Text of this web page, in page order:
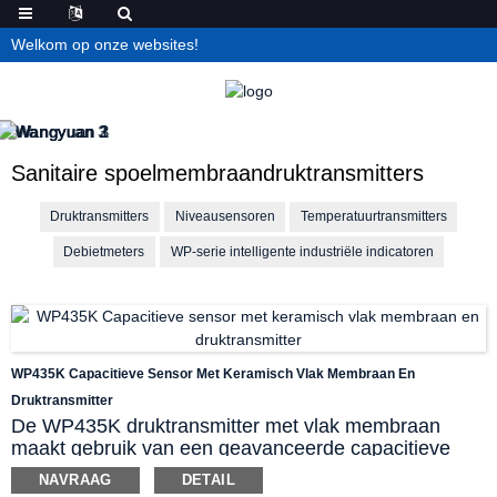
Welkom op onze websites!
Sanitaire spoelmembraandruktransmitters
Druktransmitters Niveausensoren Temperatuurtransmitters
Debietmeters WP-serie intelligente industriële indicatoren
WP435K Capacitieve Sensor Met Keramisch Vlak Membraan En
Druktransmitter
De WP435K druktransmitter met vlak membraan
maakt gebruik van een geavanceerde capacitieve
sensor met een keramisch vlak membraan. Het niet-
holte-bevochtigde gedeelte elimineert dode zones
NAVRAAG DETAIL